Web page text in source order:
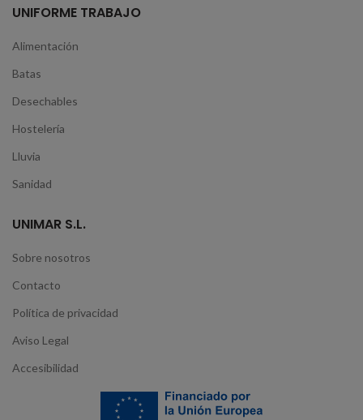
UNIFORME TRABAJO
Alimentación
Batas
Desechables
Hostelería
Lluvia
Sanidad
UNIMAR S.L.
Sobre nosotros
Contacto
Política de privacidad
Aviso Legal
Accesibilidad